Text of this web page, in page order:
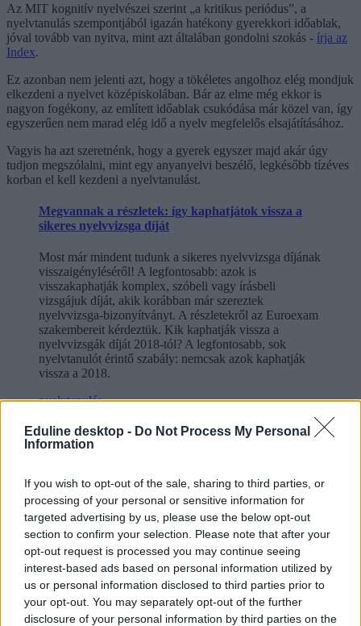
Eduline desktop - Do Not Process My Personal
Information
If you wish to opt-out of the sale, sharing to third parties, or
processing of your personal or sensitive information for
targeted advertising by us, please use the below opt-out
section to confirm your selection. Please note that after your
opt-out request is processed you may continue seeing
interest-based ads based on personal information utilized by
us or personal information disclosed to third parties prior to
your opt-out. You may separately opt-out of the further
disclosure of your personal information by third parties on the
Az MIT kognitív nyelvészei szerint „a kritikus periódus”, a
nyelvtanulás szempontjából igazán hatékony gyerekkori időablak,
jóval tovább van nyitva, mint azt általában gondolni szokás - írja az
Index.
Ez azonban nem jelenti azt, hogy a tökéletes angolhoz elég mondjuk
elkezdeni a nyelvet középiskolában. Bár az elme még ekkor is
nagyon fogékony, az említett időablak csukódása már közel van, így
egyszerűen nem marad elég idő a nyelv megfelelős elsajátításához.
Vagyis ha azt szeretnénk, hogy a gyerek egyszer majd akár úgy
tudjon megszólalni, mint egy anyanyelvi beszélő, legkésőbb tízéves
korban el kell kezdeni a nyelvtanulást.
Megvannak a részletek: így kaphatjátok vissza a
sikeres nyelvvizsga díját
Most már mindent tudunk a sikeres nyelvvizsga díjának
visszaigényléséről! A legfontosabb: azok is
visszakaphatják komplex, szóbeli vagy írásbeli
vizsgájuk díját, akik korábban már szereztek
nyelvvizsga-bizonyítványt. A részletekről az Euroexam
szakembereit kérdeztük. Kik kaphatják vissza a
nyelvvizsgák díját 2018-tól? A legfontosabb, sok
nyelvtanulót érintő szabály: nemcsak azok kaphatják
vissza a 2018.
nyelvtanulás
idegen nyelv
Massachusetts Institute of Technology
színes
Hozzászólások